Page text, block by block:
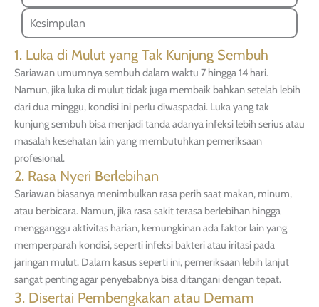
Kesimpulan
1. Luka di Mulut yang Tak Kunjung Sembuh
Sariawan umumnya sembuh dalam waktu 7 hingga 14 hari.
Namun, jika luka di mulut tidak juga membaik bahkan setelah lebih
dari dua minggu, kondisi ini perlu diwaspadai. Luka yang tak
kunjung sembuh bisa menjadi tanda adanya infeksi lebih serius atau
masalah kesehatan lain yang membutuhkan pemeriksaan
profesional.
2. Rasa Nyeri Berlebihan
Sariawan biasanya menimbulkan rasa perih saat makan, minum,
atau berbicara. Namun, jika rasa sakit terasa berlebihan hingga
mengganggu aktivitas harian, kemungkinan ada faktor lain yang
memperparah kondisi, seperti infeksi bakteri atau iritasi pada
jaringan mulut. Dalam kasus seperti ini, pemeriksaan lebih lanjut
sangat penting agar penyebabnya bisa ditangani dengan tepat.
3. Disertai Pembengkakan atau Demam